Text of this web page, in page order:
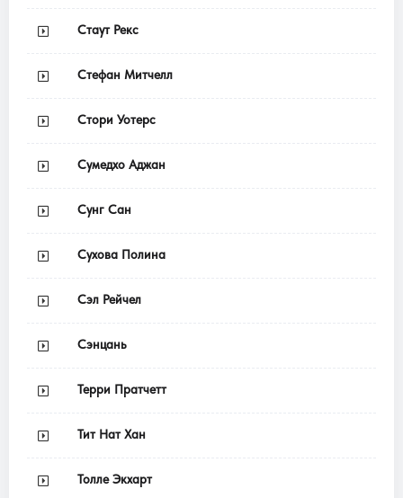
Стаут Рекс
Стефан Митчелл
Стори Уотерс
Сумедхо Аджан
Сунг Сан
Сухова Полина
Сэл Рейчел
Сэнцань
Терри Пратчетт
Тит Нат Хан
Толле Экхарт